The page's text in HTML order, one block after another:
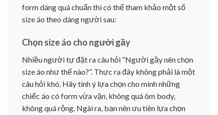
form dáng quá chuẩn thì có thể tham khảo một số
size áo theo dáng người sau:
Chọn size áo cho người gầy
Nhiều người tự đặt ra câu hỏi “Người gầy nên chọn
size áo như thế nào?”. Thực ra đây không phải là một
câu hỏi khó. Hãy tinh ý lựa chọn cho mình những
chiếc áo có form vừa vặn, không quá ôm body,
không quá rộng. Ngài ra, bạn nên ưu tiên lựa chọn